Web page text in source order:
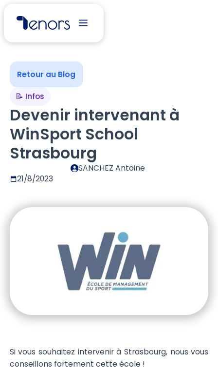
Retour au Blog
📝 Infos
Devenir intervenant à
WinSport School
Strasbourg
SANCHEZ Antoine
21/8/2023
Si vous souhaitez intervenir à Strasbourg, nous vous
conseillons fortement cette école !